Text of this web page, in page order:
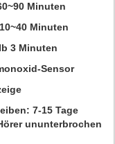
Minuten
Minuten
3 Minuten
Sensor
7-15 Tage
ununterbrochen